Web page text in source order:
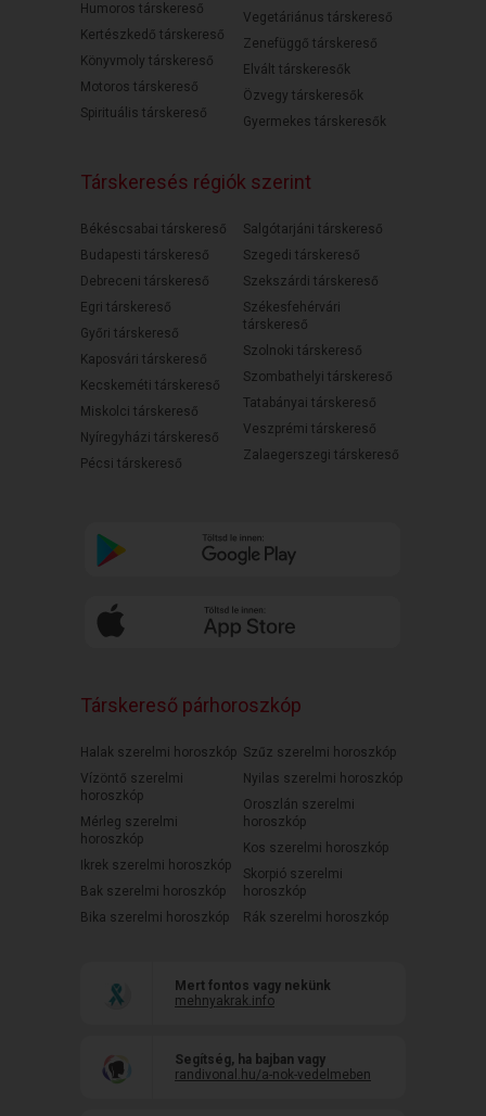
Humoros társkereső
Kertészkedő társkereső
Könyvmoly társkereső
Motoros társkereső
Spirituális társkereső
Vegetáriánus társkereső
Zenefüggő társkereső
Elvált társkeresők
Özvegy társkeresők
Gyermekes társkeresők
Társkeresés régiók szerint
Békéscsabai társkereső
Budapesti társkereső
Debreceni társkereső
Egri társkereső
Győri társkereső
Kaposvári társkereső
Kecskeméti társkereső
Miskolci társkereső
Nyíregyházi társkereső
Pécsi társkereső
Salgótarjáni társkereső
Szegedi társkereső
Szekszárdi társkereső
Székesfehérvári
társkereső
Szolnoki társkereső
Szombathelyi társkereső
Tatabányai társkereső
Veszprémi társkereső
Zalaegerszegi társkereső
Társkereső párhoroszkóp
Halak szerelmi horoszkóp
Vízöntő szerelmi
horoszkóp
Mérleg szerelmi
horoszkóp
Ikrek szerelmi horoszkóp
Bak szerelmi horoszkóp
Bika szerelmi horoszkóp
Szűz szerelmi horoszkóp
Nyilas szerelmi horoszkóp
Oroszlán szerelmi
horoszkóp
Kos szerelmi horoszkóp
Skorpió szerelmi
horoszkóp
Rák szerelmi horoszkóp
Mert fontos vagy nekünk
mehnyakrak.info
Segítség, ha bajban vagy
randivonal.hu/a-nok-vedelmeben